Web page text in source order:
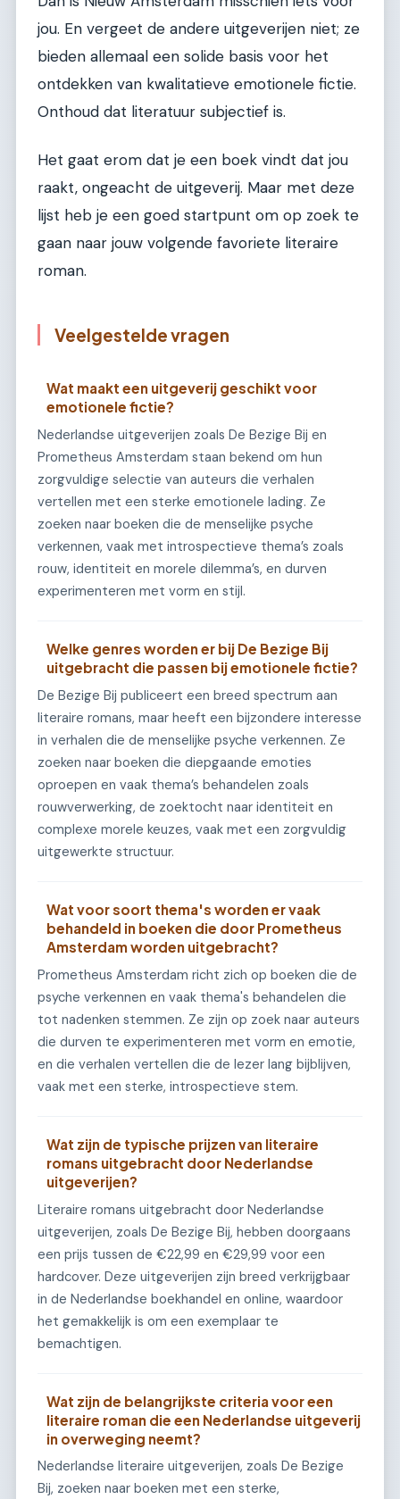
jou. En vergeet de andere uitgeverijen niet; ze
bieden allemaal een solide basis voor het
ontdekken van kwalitatieve emotionele fictie.
Onthoud dat literatuur subjectief is.
Het gaat erom dat je een boek vindt dat jou
raakt, ongeacht de uitgeverij. Maar met deze
lijst heb je een goed startpunt om op zoek te
gaan naar jouw volgende favoriete literaire
roman.
Veelgestelde vragen
Wat maakt een uitgeverij geschikt voor
emotionele fictie?
Nederlandse uitgeverijen zoals De Bezige Bij en
Prometheus Amsterdam staan bekend om hun
zorgvuldige selectie van auteurs die verhalen
vertellen met een sterke emotionele lading. Ze
zoeken naar boeken die de menselijke psyche
verkennen, vaak met introspectieve thema’s zoals
rouw, identiteit en morele dilemma’s, en durven
experimenteren met vorm en stijl.
Welke genres worden er bij De Bezige Bij
uitgebracht die passen bij emotionele fictie?
De Bezige Bij publiceert een breed spectrum aan
literaire romans, maar heeft een bijzondere interesse
in verhalen die de menselijke psyche verkennen. Ze
zoeken naar boeken die diepgaande emoties
oproepen en vaak thema’s behandelen zoals
rouwverwerking, de zoektocht naar identiteit en
complexe morele keuzes, vaak met een zorgvuldig
uitgewerkte structuur.
Wat voor soort thema's worden er vaak
behandeld in boeken die door Prometheus
Amsterdam worden uitgebracht?
Prometheus Amsterdam richt zich op boeken die de
psyche verkennen en vaak thema's behandelen die
tot nadenken stemmen. Ze zijn op zoek naar auteurs
die durven te experimenteren met vorm en emotie,
en die verhalen vertellen die de lezer lang bijblijven,
vaak met een sterke, introspectieve stem.
Wat zijn de typische prijzen van literaire
romans uitgebracht door Nederlandse
uitgeverijen?
Literaire romans uitgebracht door Nederlandse
uitgeverijen, zoals De Bezige Bij, hebben doorgaans
een prijs tussen de €22,99 en €29,99 voor een
hardcover. Deze uitgeverijen zijn breed verkrijgbaar
in de Nederlandse boekhandel en online, waardoor
het gemakkelijk is om een exemplaar te
bemachtigen.
Wat zijn de belangrijkste criteria voor een
literaire roman die een Nederlandse uitgeverij
in overweging neemt?
Nederlandse literaire uitgeverijen, zoals De Bezige
Bij, zoeken naar boeken met een sterke,